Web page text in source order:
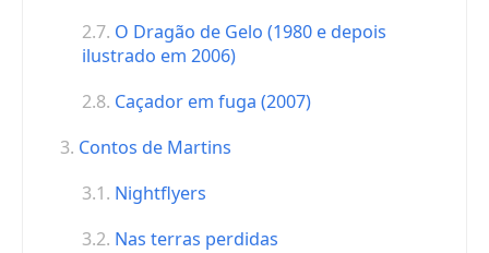
O Dragão de Gelo (1980 e depois
ilustrado em 2006)
Caçador em fuga (2007)
Contos de Martins
Nightflyers
Nas terras perdidas